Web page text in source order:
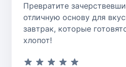
Превратите
отличную основу для
завтрак, которые
хлопот!